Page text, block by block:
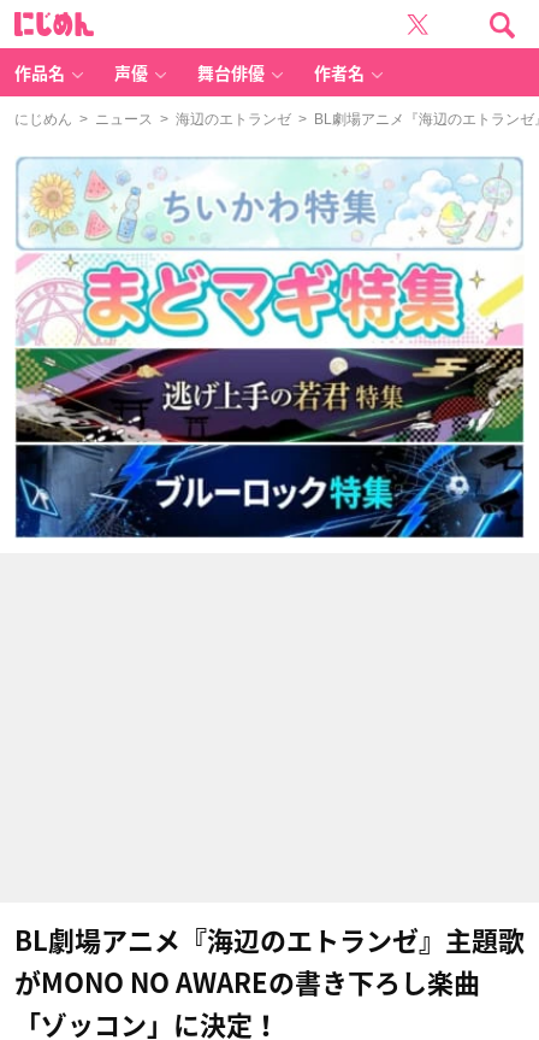
作品名 声優 舞台俳優 作者名
にじめん > ニュース > 海辺のエトランゼ > BL劇場アニメ『海辺のエトランゼ
BL劇場アニメ『海辺のエトランゼ』主題歌
がMONO NO AWAREの書き下ろし楽曲
「ゾッコン」に決定！